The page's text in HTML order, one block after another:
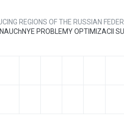
REGIONS OF THE RUSSIAN
PROBLEMY OPTIMIZACII